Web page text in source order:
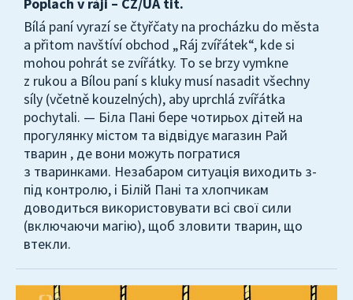
Bílá paní vyrazí se čtyřčaty na procházku do města
a přitom navštíví obchod „Ráj zvířátek“, kde si
mohou pohrát se zvířátky. To se brzy vymkne
z rukou a Bílou paní s kluky musí nasadit všechny
síly (včetně kouzelných), aby uprchlá zvířátka
pochytali. — Біла Пані бере чотирьох дітей на
прогулянку містом та відвідує магазин Рай
тварин , де вони можуть погратися
з тваринками. Незабаром ситуація виходить з-
під контролю, і Білій Пані та хлопчикам
доводиться використовувати всі свої сили
(включаючи магію), щоб зловити тварин, що
втекли.